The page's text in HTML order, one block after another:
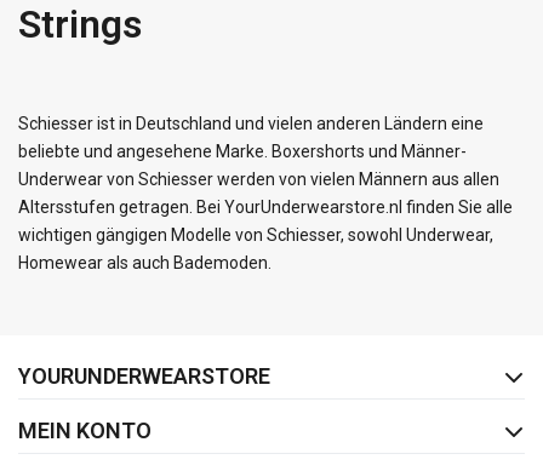
Strings
Schiesser ist in Deutschland und vielen anderen Ländern eine
beliebte und angesehene Marke. Boxershorts und Männer-
Underwear von Schiesser werden von vielen Männern aus allen
Altersstufen getragen. Bei YourUnderwearstore.nl finden Sie alle
wichtigen gängigen Modelle von Schiesser, sowohl Underwear,
Homewear als auch Bademoden.
YOURUNDERWEARSTORE
MEIN KONTO